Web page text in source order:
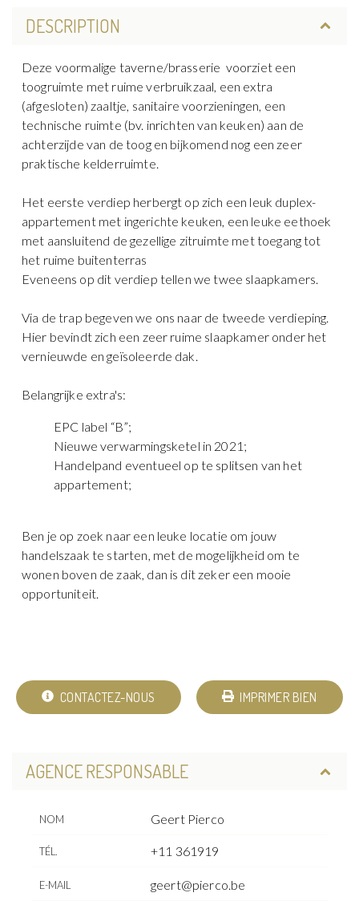
DESCRIPTION
Deze voormalige taverne/brasserie voorziet een
toogruimte met ruime verbruikzaal, een extra
(afgesloten) zaaltje, sanitaire voorzieningen, een
technische ruimte (bv. inrichten van keuken) aan de
achterzijde van de toog en bijkomend nog een zeer
praktische kelderruimte.
Het eerste verdiep herbergt op zich een leuk duplex-
appartement met ingerichte keuken, een leuke eethoek
met aansluitend de gezellige zitruimte met toegang tot
het ruime buitenterras
Eveneens op dit verdiep tellen we twee slaapkamers.
Via de trap begeven we ons naar de tweede verdieping.
Hier bevindt zich een zeer ruime slaapkamer onder het
vernieuwde en geïsoleerde dak.
Belangrijke extra's:
EPC label “B”;
Nieuwe verwarmingsketel in 2021;
Handelpand eventueel op te splitsen van het
appartement;
Ben je op zoek naar een leuke locatie om jouw
handelszaak te starten, met de mogelijkheid om te
wonen boven de zaak, dan is dit zeker een mooie
opportuniteit.
CONTACTEZ-NOUS IMPRIMER BIEN
AGENCE RESPONSABLE
NOM Geert Pierco
TÉL. +11 361919
E-MAIL geert@pierco.be